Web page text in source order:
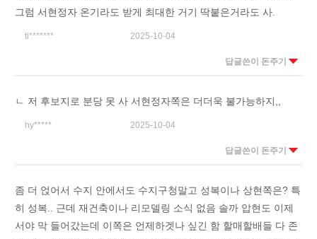
그럼 서현정자 온기라도 받게 최대한 거기 딱붙은거라도 사.
ti******* 2025-10-04
답글쓴이 돈주기
ㄴ 저 후보지로 분당 못 사 서현정자쪽은 더더욱 불가능하지,,
hy***** 2025-10-04
답글쓴이 돈주기
좀 더 얹어서 수지 안에서도 수지구청말고 성복이나 상현쪽은? 특
히 성복.. 근데 재건축이나 리모델링 소식 없음 솔까 압현도 이제
서야 막 들어갔는데 이쪽은 언제하겟나 싶긴 함 할매할배들 다 존